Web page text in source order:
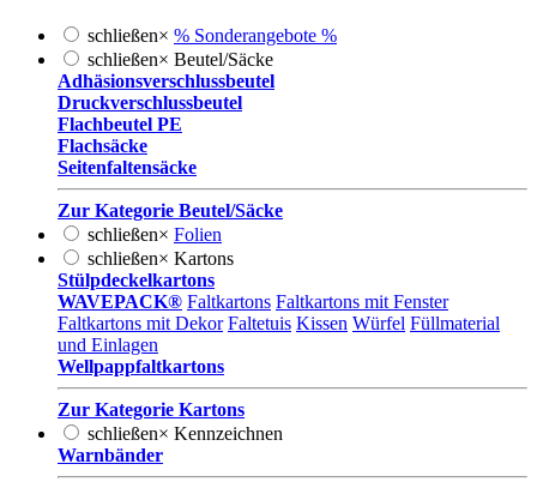
schließen× % Sonderangebote %
schließen× Beutel/Säcke
Adhäsionsverschlussbeutel
Druckverschlussbeutel
Flachbeutel PE
Flachsäcke
Seitenfaltensäcke
Zur Kategorie Beutel/Säcke
schließen× Folien
schließen× Kartons
Stülpdeckelkartons
WAVEPACK® Faltkartons Faltkartons mit Fenster
Faltkartons mit Dekor Faltetuis Kissen Würfel Füllmaterial
und Einlagen
Wellpappfaltkartons
Zur Kategorie Kartons
schließen× Kennzeichnen
Warnbänder